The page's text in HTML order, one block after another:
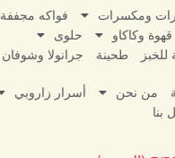
ومكسرات
فواكه مجففة
قهوة وكاكاو
حلوى
طحينة جرانولا وشوفان
من نحن
أسرار زاروبي
بنا